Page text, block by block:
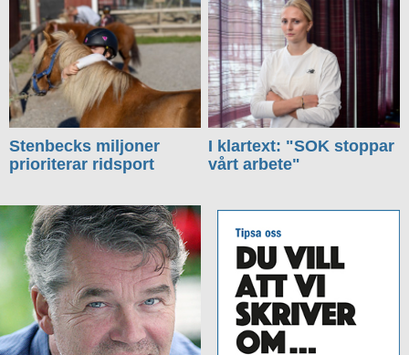
Stenbecks miljoner
prioriterar ridsport
I klartext: "SOK stoppar
vårt arbete"